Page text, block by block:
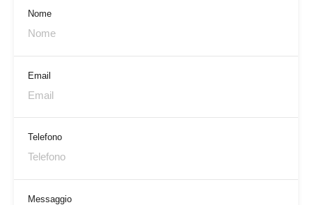
Nome
Email
Telefono
Messaggio